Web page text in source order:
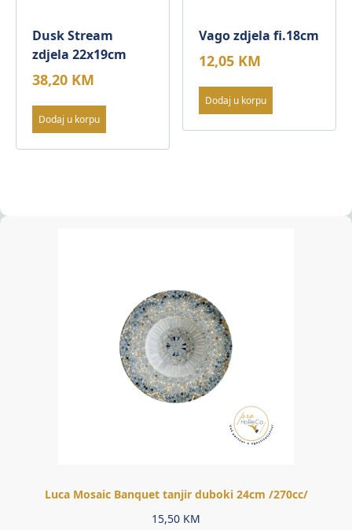
Dusk Stream
zdjela 22x19cm
38,20 KM
Dodaj u korpu
Vago zdjela fi.18cm
12,05 KM
Dodaj u korpu
Luca Mosaic Banquet tanjir duboki 24cm /270cc/
15,50 KM